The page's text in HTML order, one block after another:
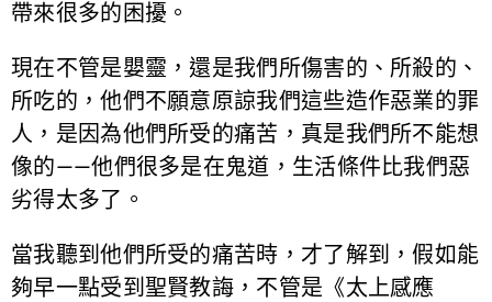
帶來很多的困擾。
現在不管是嬰靈，還是我們所傷害的、所殺的、
所吃的，他們不願意原諒我們這些造作惡業的罪
人，是因為他們所受的痛苦，真是我們所不能想
像的——他們很多是在鬼道，生活條件比我們惡
劣得太多了。
當我聽到他們所受的痛苦時，才了解到，假如能
夠早一點受到聖賢教誨，不管是《太上感應